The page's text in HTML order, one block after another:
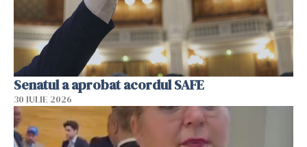
Senatul a aprobat acordul SAFE
30 IULIE 2026